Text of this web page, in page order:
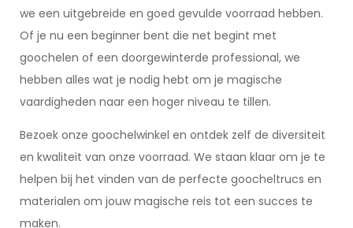
we een uitgebreide en goed gevulde voorraad hebben.
Of je nu een beginner bent die net begint met
goochelen of een doorgewinterde professional, we
hebben alles wat je nodig hebt om je magische
vaardigheden naar een hoger niveau te tillen.
Bezoek onze goochelwinkel en ontdek zelf de diversiteit
en kwaliteit van onze voorraad. We staan klaar om je te
helpen bij het vinden van de perfecte goocheltrucs en
materialen om jouw magische reis tot een succes te
maken.